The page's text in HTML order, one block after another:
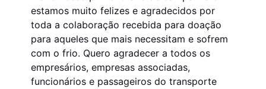
estamos muito felizes e agradecidos por
toda a colaboração recebida para doação
para aqueles que mais necessitam e sofrem
com o frio. Quero agradecer a todos os
empresários, empresas associadas,
funcionários e passageiros do transporte